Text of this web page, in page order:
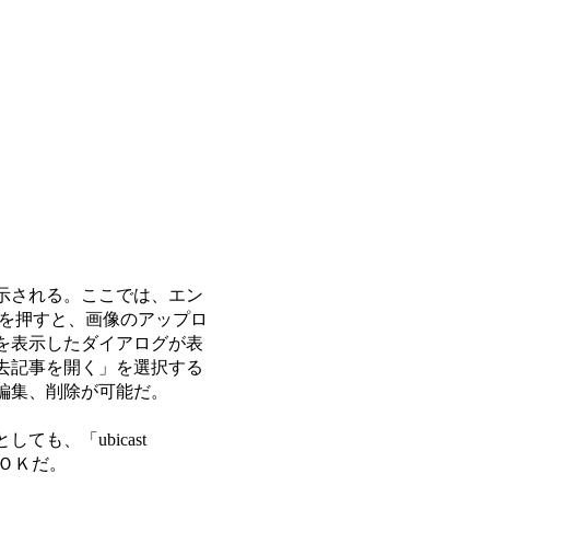
される。ここでは、エン
押すと、画像のアップロ
表示したダイアログが表
記事を開く」を選択する
、削除が可能だ。
ても、「ubicast
Ｋだ。